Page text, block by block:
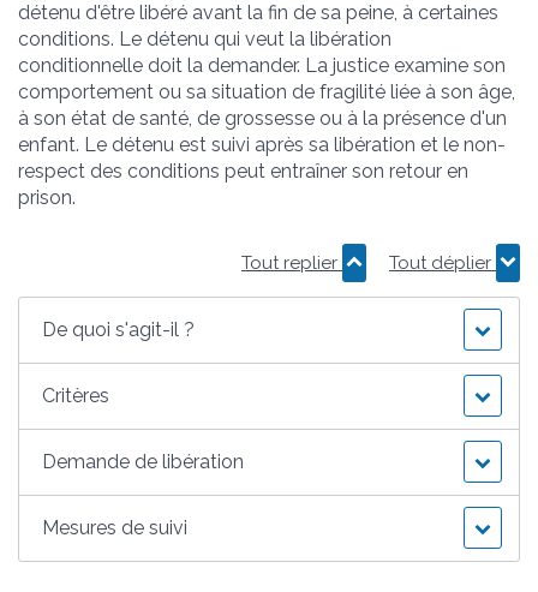
détenu d'être libéré avant la fin de sa peine, à certaines
conditions. Le détenu qui veut la libération
conditionnelle doit la demander. La justice examine son
comportement ou sa situation de fragilité liée à son âge,
à son état de santé, de grossesse ou à la présence d'un
enfant. Le détenu est suivi après sa libération et le non-
respect des conditions peut entraîner son retour en
prison.
Tout replier Tout déplier
De quoi s'agit-il ?
Critères
Demande de libération
Mesures de suivi